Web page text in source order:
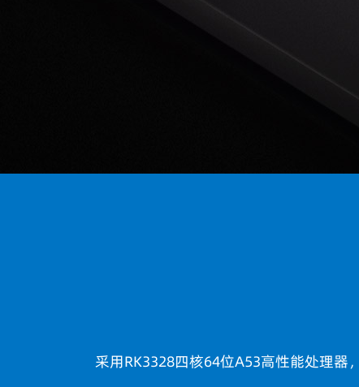
采用RK3328四核64位A53高性能处理器